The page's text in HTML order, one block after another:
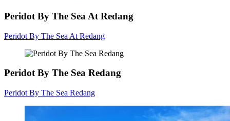
Peridot By The Sea At Redang
Peridot By The Sea At Redang
Peridot By The Sea Redang
Peridot By The Sea Redang